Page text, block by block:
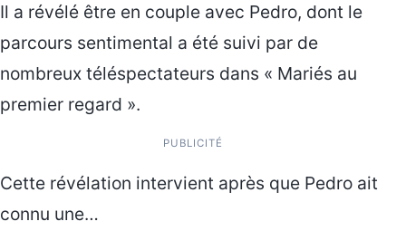
Il a révélé être en couple avec Pedro, dont le
parcours sentimental a été suivi par de
nombreux téléspectateurs dans « Mariés au
premier regard ».
PUBLICITÉ
Cette révélation intervient après que Pedro ait
connu une…